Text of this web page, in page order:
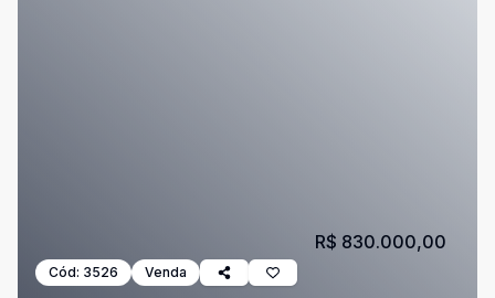
Cód: 3526 Venda
R$ 830.000,00